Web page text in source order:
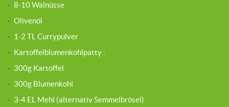
- 8-10 Walnüsse
- Olivenöl
- 1-2 TL Currypulver
- Kartoffelblumenkohlpatty :
- 300g Kartoffel
- 300g Blumenkohl
- 3-4 EL Mehl (alternativ Semmelbrösel)